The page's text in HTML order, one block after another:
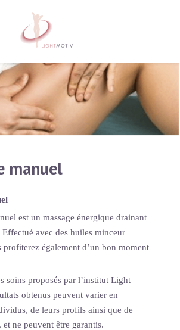
manuel
est un massage énergique drainant
avec des huiles minceur
profiterez également d’un bon moment
soins proposés par l’institut Light
obtenus peuvent varier en
de leurs profils ainsi que de
et ne peuvent être garantis.